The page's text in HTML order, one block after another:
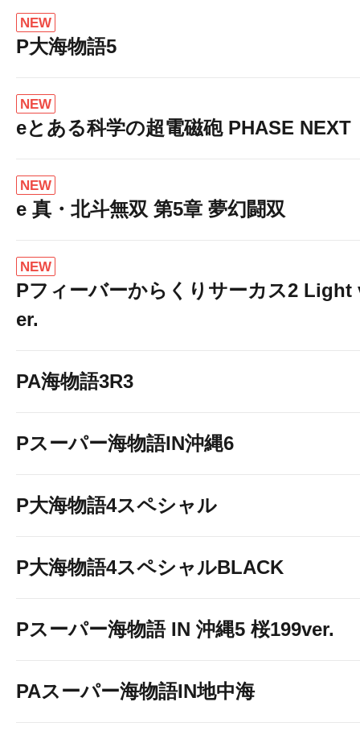
当店の最新情報はコチ
NEW
P大海物語5
NEW
eとある科学の超電磁砲 PHASE NEXT
NEW
e 真・北斗無双 第5章 夢幻闘双
NEW
Pフィーバーからくりサーカス2 Light
er.
PA海物語3R3
Pスーパー海物語IN沖縄6
P大海物語4スペシャル
P大海物語4スペシャルBLACK
Pスーパー海物語 IN 沖縄5 桜199ver.
PAスーパー海物語IN地中海